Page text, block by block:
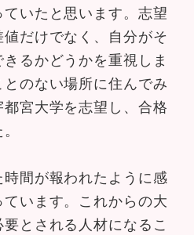
いたと思います。志望
だけでなく、自分がそ
るかどうかを重視しま
のない場所に住んでみ
宮大学を志望し、合格
間が報われたように感
います。これからの大
とされる人材になるこ